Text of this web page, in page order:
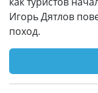
Игорь Дятлов
поход.